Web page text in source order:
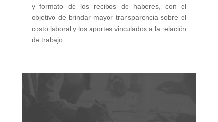
y formato de los recibos de haberes, con el
objetivo de brindar mayor transparencia sobre el
costo laboral y los aportes vinculados a la relación
de trabajo.